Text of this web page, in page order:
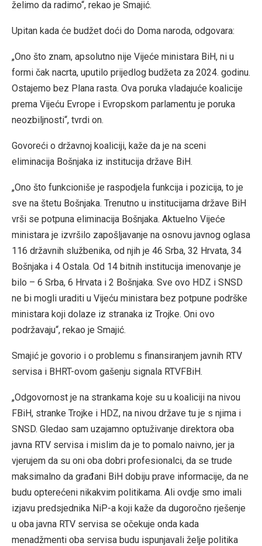
želimo da radimo“, rekao je Smajić.
Upitan kada će budžet doći do Doma naroda, odgovara:
„Ono što znam, apsolutno nije Vijeće ministara BiH, ni u
formi čak nacrta, uputilo prijedlog budžeta za 2024. godinu.
Ostajemo bez Plana rasta. Ova poruka vladajuće koalicije
prema Vijeću Evrope i Evropskom parlamentu je poruka
neozbiljnosti“, tvrdi on.
Govoreći o državnoj koaliciji, kaže da je na sceni
eliminacija Bošnjaka iz institucija države BiH.
„Ono što funkcioniše je raspodjela funkcija i pozicija, to je
sve na štetu Bošnjaka. Trenutno u institucijama države BiH
vrši se potpuna eliminacija Bošnjaka. Aktuelno Vijeće
ministara je izvršilo zapošljavanje na osnovu javnog oglasa
116 državnih službenika, od njih je 46 Srba, 32 Hrvata, 34
Bošnjaka i 4 Ostala. Od 14 bitnih institucija imenovanje je
bilo – 6 Srba, 6 Hrvata i 2 Bošnjaka. Sve ovo HDZ i SNSD
ne bi mogli uraditi u Vijeću ministara bez potpune podrške
ministara koji dolaze iz stranaka iz Trojke. Oni ovo
podržavaju“, rekao je Smajić.
Smajić je govorio i o problemu s finansiranjem javnih RTV
servisa i BHRT-ovom gašenju signala RTVFBiH.
„Odgovornost je na strankama koje su u koaliciji na nivou
FBiH, stranke Trojke i HDZ, na nivou države tu je s njima i
SNSD. Gledao sam uzajamno optuživanje direktora oba
javna RTV servisa i mislim da je to pomalo naivno, jer ja
vjerujem da su oni oba dobri profesionalci, da se trude
maksimalno da građani BiH dobiju prave informacije, da ne
budu opterećeni nikakvim politikama. Ali ovdje smo imali
izjavu predsjednika NiP-a koji kaže da dugoročno rješenje
u oba javna RTV servisa se očekuje onda kada
menadžmenti oba servisa budu ispunjavali želje politika